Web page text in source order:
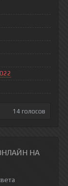
14 голосов
НА